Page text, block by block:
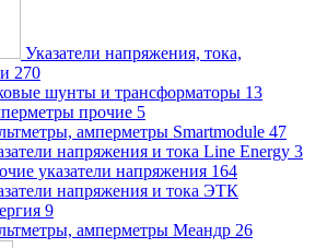
Указатели напряжения, тока,
270
шунты и трансформаторы 13
прочие 5
амперметры Smartmodule 47
напряжения и тока Line Energy 3
указатели напряжения 164
напряжения и тока ЭТК
9
амперметры Меандр 26